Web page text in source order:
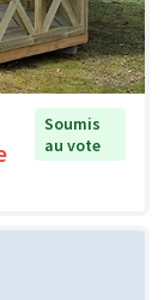
Soumis
au vote